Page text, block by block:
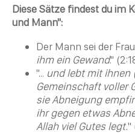
Diese Sätze findest du im
und Mann":
Der Mann sei der Frau „
ihm ein Gewand."
"... und lebt mit ihnen
Gemeinschaft voller
sie Abneigung
ihr gegen etwas
Allah viel Gutes legt."